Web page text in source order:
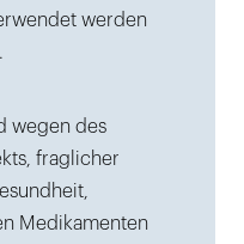
werden
wegen des
fraglicher
Medikamenten